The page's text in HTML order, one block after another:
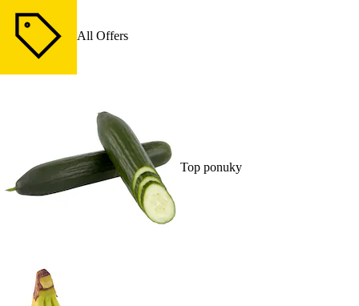
All Offers
Top ponuky